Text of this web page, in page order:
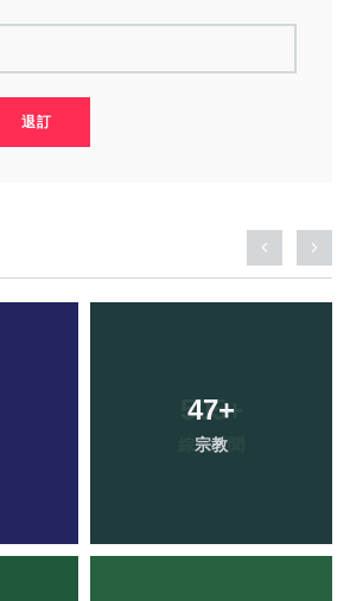
退訂
47+
宗教